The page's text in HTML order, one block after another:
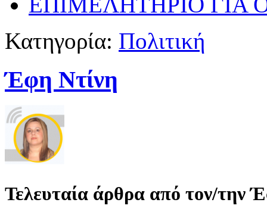
Κατηγορία: Πολιτική
Έφη Ντίνη
Τελευταία άρθρα από τον/την